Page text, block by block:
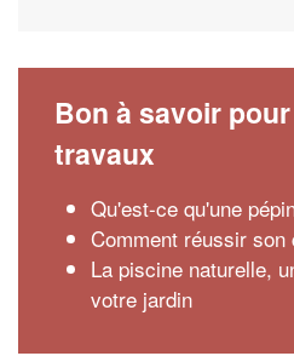
Bon à savoir
travaux
Qu'est-ce qu'une
Comment réussir son
La piscine naturelle,
votre jardin